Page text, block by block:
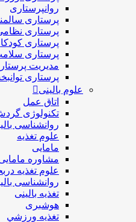
روانپرستاری
پرستاری
پرستاری
پرستاری
پرستاری
مدیریت
پرستاری
علوم بالینی
اتاق عمل
تکنولوژی
روانشناسی
علوم تغذیه
مامایی
مشاوره
علوم تغذیه
روانشناسی
تغذیه بالینی
هوشبری
تغذيه ورزشي